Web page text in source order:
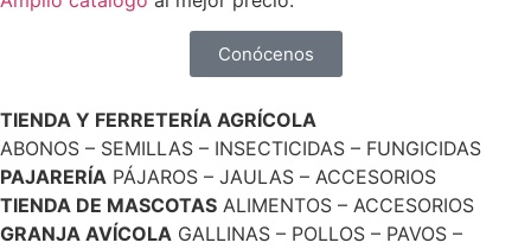
Conócenos
TIENDA Y FERRETERÍA AGRÍCOLA
ABONOS – SEMILLAS – INSECTICIDAS – FUNGICIDAS
PAJARERÍA PÁJAROS – JAULAS – ACCESORIOS
TIENDA DE MASCOTAS ALIMENTOS – ACCESORIOS
GRANJA AVÍCOLA GALLINAS – POLLOS – PAVOS –